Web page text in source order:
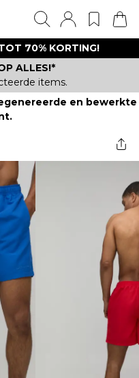
70% KORTING!
ALLES!*
items.
en bewerkte